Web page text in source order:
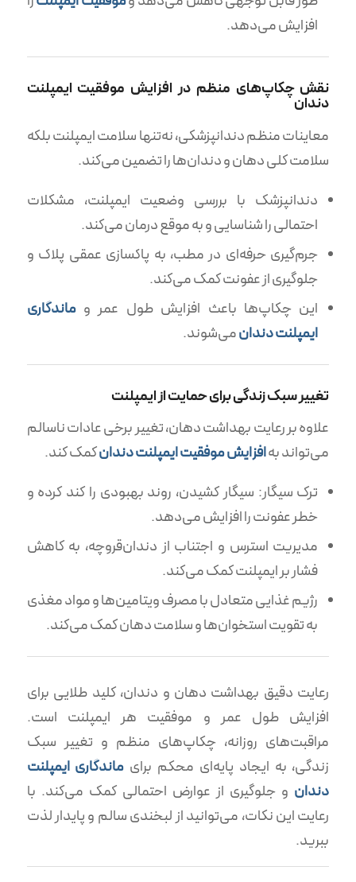
افزایش می‌دهد.
نقش چکاپ‌های منظم در افزایش موفقیت ایمپلنت
دندان
معاینات منظم دندانپزشکی، نه‌تنها سلامت ایمپلنت بلکه
سلامت کلی دهان و دندان‌ها را تضمین می‌کند.
دندانپزشک با بررسی وضعیت ایمپلنت، مشکلات
احتمالی را شناسایی و به موقع درمان می‌کند.
جرم‌گیری حرفه‌ای در مطب، به پاکسازی عمقی پلاک و
جلوگیری از عفونت کمک می‌کند.
این چکاپ‌ها باعث افزایش طول عمر وماندگاری
ایمپلنت دندانمی‌شوند.
تغییر سبک زندگی برای حمایت از ایمپلنت
علاوه بر رعایت بهداشت دهان، تغییر برخی عادات ناسالم
می‌تواند بهافزایش موفقیت ایمپلنت دندانکمک کند.
ترک سیگار: سیگار کشیدن، روند بهبودی را کند کرده و
خطر عفونت را افزایش می‌دهد.
مدیریت استرس و اجتناب از دندان‌قروچه، به کاهش
فشار بر ایمپلنت کمک می‌کند.
رژیم غذایی متعادل با مصرف ویتامین‌ها و مواد مغذی
به تقویت استخوان‌ها و سلامت دهان کمک می‌کند.
رعایت دقیق بهداشت دهان و دندان، کلید طلایی برای
افزایش طول عمر و موفقیت هر ایمپلنت است.
مراقبت‌های روزانه، چکاپ‌های منظم و تغییر سبک
زندگی، به ایجاد پایه‌ای محکم برای ماندگاری ایمپلنت
دندان و جلوگیری از عوارض احتمالی کمک می‌کند. با
رعایت این نکات، می‌توانید از لبخندی سالم و پایدار لذت
ببرید.